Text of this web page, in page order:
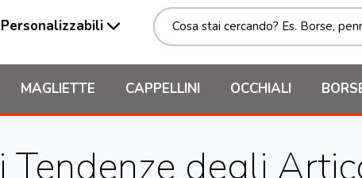
MAGLIETTE CAPPELLINI OCCHIALI
Tendenze degli